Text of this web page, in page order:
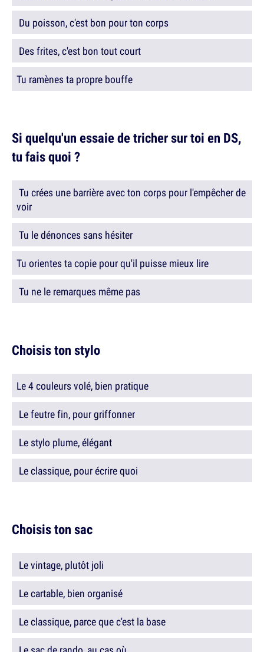
Du poisson, c'est bon pour ton corps
Des frites, c'est bon tout court
Tu ramènes ta propre bouffe
Si quelqu'un essaie de tricher sur toi en DS,
tu fais quoi ?
Tu crées une barrière avec ton corps pour l'empêcher de
voir
Tu le dénonces sans hésiter
Tu orientes ta copie pour qu'il puisse mieux lire
Tu ne le remarques même pas
Choisis ton stylo
Le 4 couleurs volé, bien pratique
Le feutre fin, pour griffonner
Le stylo plume, élégant
Le classique, pour écrire quoi
Choisis ton sac
Le vintage, plutôt joli
Le cartable, bien organisé
Le classique, parce que c'est la base